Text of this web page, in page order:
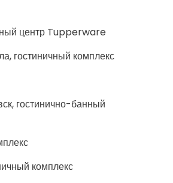
центр Tupperware
гостиничный комплекс
гостинично-банный
комплекс